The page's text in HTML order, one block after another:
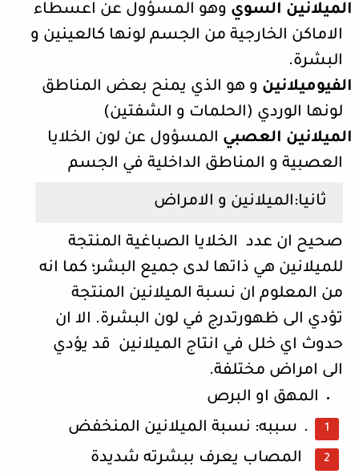
الميلانين السوي وهو المسؤول عن اعسطاء
الاماكن الخارجية من الجسم لونها كالعينين و
البشرة.
الفيوميلانين و هو الذي يمنح بعض المناطق
لونها الوردي (الحلمات و الشفتين)
الميلانين العصبي المسؤول عن لون الخلايا
العصبية و المناطق الداخلية في الجسم
ثانيا:الميلانين و الامراض
صحيح ان عدد الخلايا الصباغية المنتجة
للميلانين هي ذاتها لدى جميع البشر؛ كما انه
من المعلوم ان نسبة الميلانين المنتجة
تؤدي الى ظهورتدرج في لون البشرة. الا ان
حدوث اي خلل في انتاج الميلانين قد يؤدي
الى امراض مختلفة.
المهق او البرص
. سببه: نسبة الميلانين المنخفض
المصاب يعرف ببشرته شديدة